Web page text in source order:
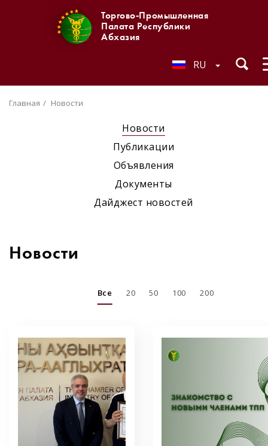
Торгово-Промышленная
Палата Республики
Абхазия
RU
Главная Новости
Новости
Публикации
Объявления
Документы
Дайджест новостей
Новости
Все 20 50 100 200